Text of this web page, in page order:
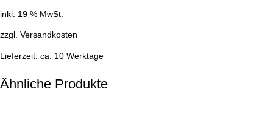
inkl. 19 % MwSt.
zzgl. Versandkosten
Lieferzeit: ca. 10 Werktage
Ähnliche Produkte